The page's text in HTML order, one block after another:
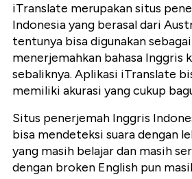
iTranslate merupakan situs
Indonesia yang berasal dari
tentunya bisa digunakan
menerjemahkan bahasa Inggris
sebaliknya. Aplikasi iTranslate
memiliki akurasi yang cukup
Situs penerjemah Inggris
bisa mendeteksi suara dengan
yang masih belajar dan masih
dengan broken English pun